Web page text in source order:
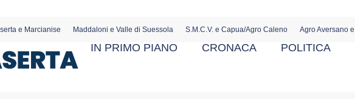
e Marcianise Maddaloni e Valle di Suessola S.M.C.V. e Capua/Agro Caleno Agro Aversano
IN PRIMO PIANO CRONACA POLITICA